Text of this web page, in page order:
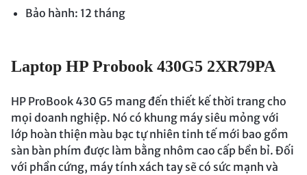
Bảo hành: 12 tháng
Laptop HP Probook 430G5 2XR79PA
HP ProBook 430 G5 mang đến thiết kế thời trang cho
mọi doanh nghiệp. Nó có khung máy siêu mỏng với
lớp hoàn thiện màu bạc tự nhiên tinh tế mới bao gồm
sàn bàn phím được làm bằng nhôm cao cấp bền bỉ. Đối
với phần cứng, máy tính xách tay sẽ có sức mạnh và